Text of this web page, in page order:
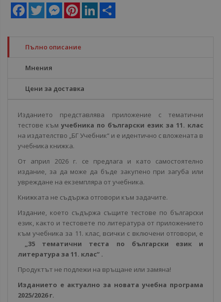
Facebook
Twitter MessengerPinterestLinkedIn
Пълно описание
Мнения
Цени за доставка
Изданието представлява приложение с тематични
тестове към учебника по български език за 11. клас
на издателство „БГ Учебник“ и е идентично с вложената в
учебника книжка.
От април 2026 г. се предлага и като самостоятелно
издание, за да може да бъде закупено при загуба или
увреждане на екземпляра от учебника.
Книжката не съдържа отговори към задачите.
Издание, което съдържа същите тестове по български
език, както и тестовете по литература от приложението
към учебника за 11. клас, всички с включени отговори, е
„35 тематични теста по български език и
литература за 11. клас“ .
Продуктът не подлежи на връщане или замяна!
Изданието е актуално за новата учебна програма
2025/2026 г.